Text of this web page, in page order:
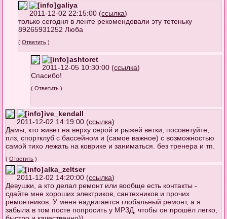
galiya
2011-12-02 22:15:00 (ссылка)
только сегодня в ленте рекомендовали эту тетеньку
89265931252 Люба
(Ответить )
ashtoret
2011-12-05 10:30:00 (ссылка)
Спасибо!
(Ответить )
ive_kendall
2011-12-02 14:19:00 (ссылка)
Дамы, кто живет на верху серой и рыжей ветки, посоветуйте,
плз, спортклуб с бассейном и (самое важное) с возможностью
самой тихо лежать на коврике и заниматься. без тренера и тп.
(Ответить )
alka_zeltser
2011-12-02 14:20:00 (ссылка)
Девушки, а кто делал ремонт или вообще есть контакты -
сдайте мне хороших электриков, сантехников и прочих
ремонтников. У меня надвигается глобальный ремонт, а я
забыла в том посте попросить у МРЗД, чтобы он прошёл легко,